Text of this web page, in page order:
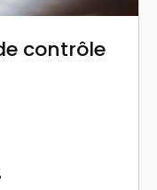
contrôle